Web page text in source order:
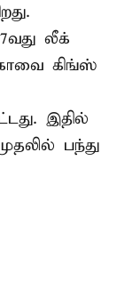
லீக்
கிங்ஸ்
இதில்
பந்து